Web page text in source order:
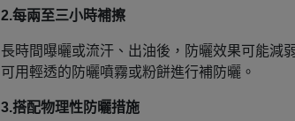
2.每兩至三小時補擦
長時間曝曬或流汗、出油後，防曬效果可能減
可用輕透的防曬噴霧或粉餅進行補防曬。
3.搭配物理性防曬措施